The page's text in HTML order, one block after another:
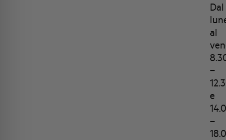
Dal
al
–
e
–